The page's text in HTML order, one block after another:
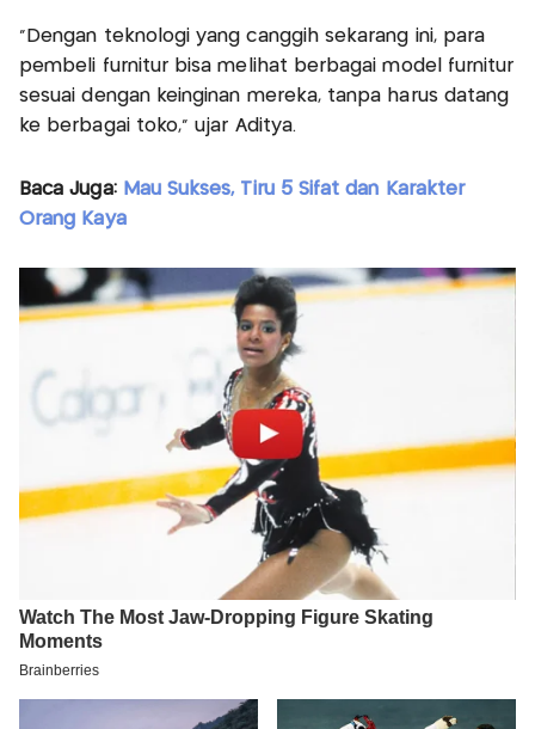
“Dengan teknologi yang canggih sekarang ini, para
pembeli furnitur bisa melihat berbagai model furnitur
sesuai dengan keinginan mereka, tanpa harus datang
ke berbagai toko,” ujar Aditya.
Baca Juga: Mau Sukses, Tiru 5 Sifat dan Karakter
Orang Kaya